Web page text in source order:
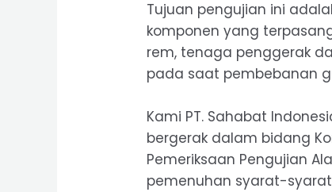
Tujuan pengujian ini
komponen yang
rem, tenaga penggerak
pada saat pembebanan
Kami PT. Sahabat
bergerak dalam bidang
Pemeriksaan Pengujian
pemenuhan syarat-